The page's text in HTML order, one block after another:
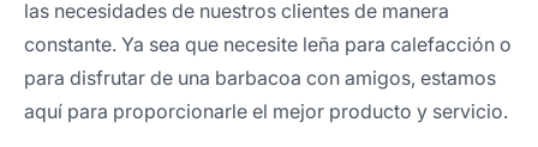
las necesidades de nuestros clientes de manera
constante. Ya sea que necesite leña para calefacción o
para disfrutar de una barbacoa con amigos, estamos
aquí para proporcionarle el mejor producto y servicio.